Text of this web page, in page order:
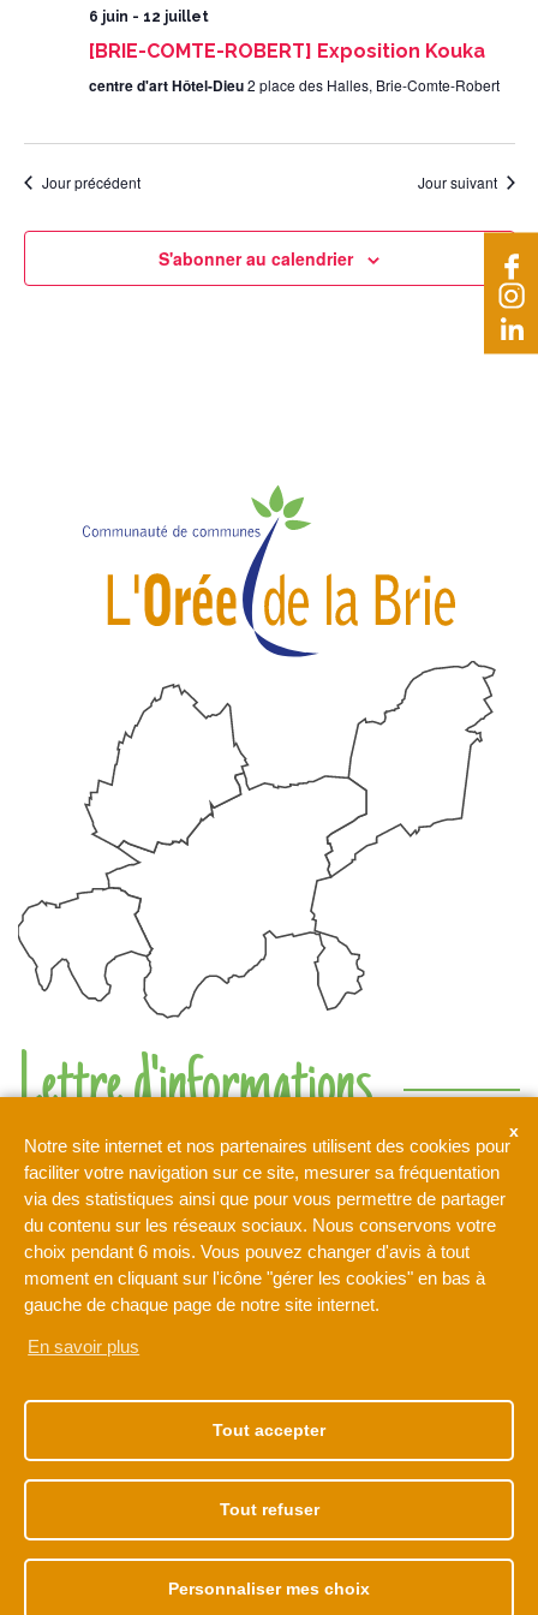
Notre site internet et nos partenaires utilisent des cookies pour
faciliter votre navigation sur ce site, mesurer sa fréquentation
via des statistiques ainsi que pour vous permettre de partager
du contenu sur les réseaux sociaux. Nous conservons votre
choix pendant 6 mois. Vous pouvez changer d'avis à tout
moment en cliquant sur l'icône "gérer les cookies" en bas à
gauche de chaque page de notre site internet.
En savoir plus
Tout accepter
Tout refuser
Personnaliser mes choix
6 juin - 12 juillet
[BRIE-COMTE-ROBERT] Exposition Kouka
centre d'art Hôtel-Dieu2 place des Halles, Brie-Comte-Robert
Jour précédent Jour suivant
S'abonner au calendrier
Lettre d'informations
de la Brie
Votre adresse de messagerie est uniquement utilisée pour
vous envoyer notre lettre d'information ainsi que des
informations concernant les activités de L'Orée de la Brie. Vous
pouvez à tout moment utiliser le lien de désabonnement intégré
dans la newsletter.
77170 BRIE-COMTE-
ROBERT
01 60 62 15 81
de 9h à 12h30
et de 13h30 à 17h30
Plan de site Mentions légales
Politique de cookies